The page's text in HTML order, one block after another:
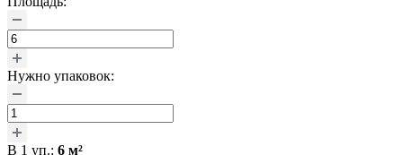
Нужно упаковок:
В 1 уп.: 6 м²